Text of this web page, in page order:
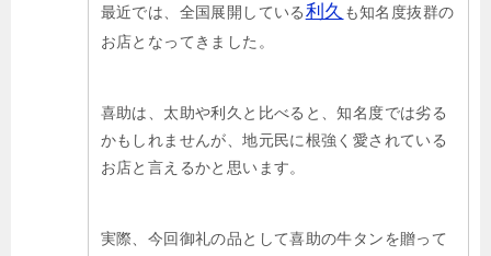
最近では、全国展開している利久 も知名度抜群の
お店となってきました。
喜助は、太助や利久と比べると、知名度では劣る
かもしれませんが、地元民に根強く愛されている
お店と言えるかと思います。
実際、今回御礼の品として喜助の牛タンを贈って